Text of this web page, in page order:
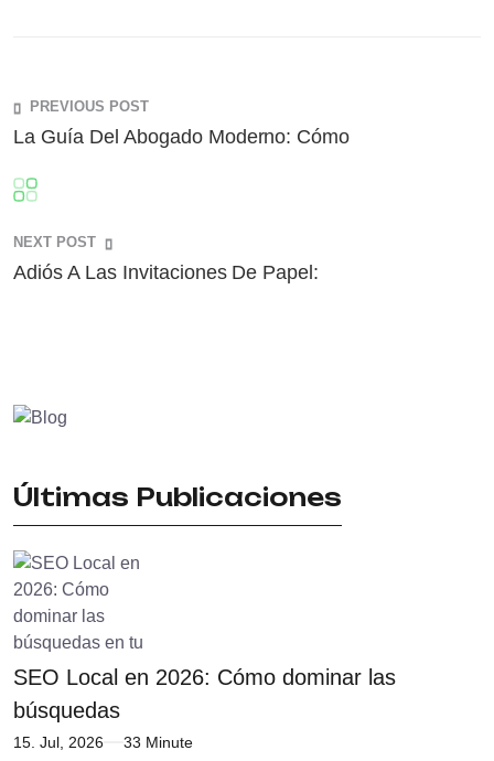
PREVIOUS POST
La Guía Del Abogado Moderno: Cómo
NEXT POST
Adiós A Las Invitaciones De Papel:
Últimas Publicaciones
SEO Local en 2026: Cómo dominar las
búsquedas
15. Jul, 2026 33 Minute